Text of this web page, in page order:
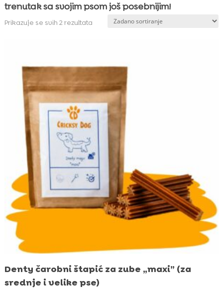
trenutak sa svojim psom još posebnijim!
Prikazuje se svih 2 rezultata
Denty čarobni štapić za zube „maxi” (za
srednje i velike pse)